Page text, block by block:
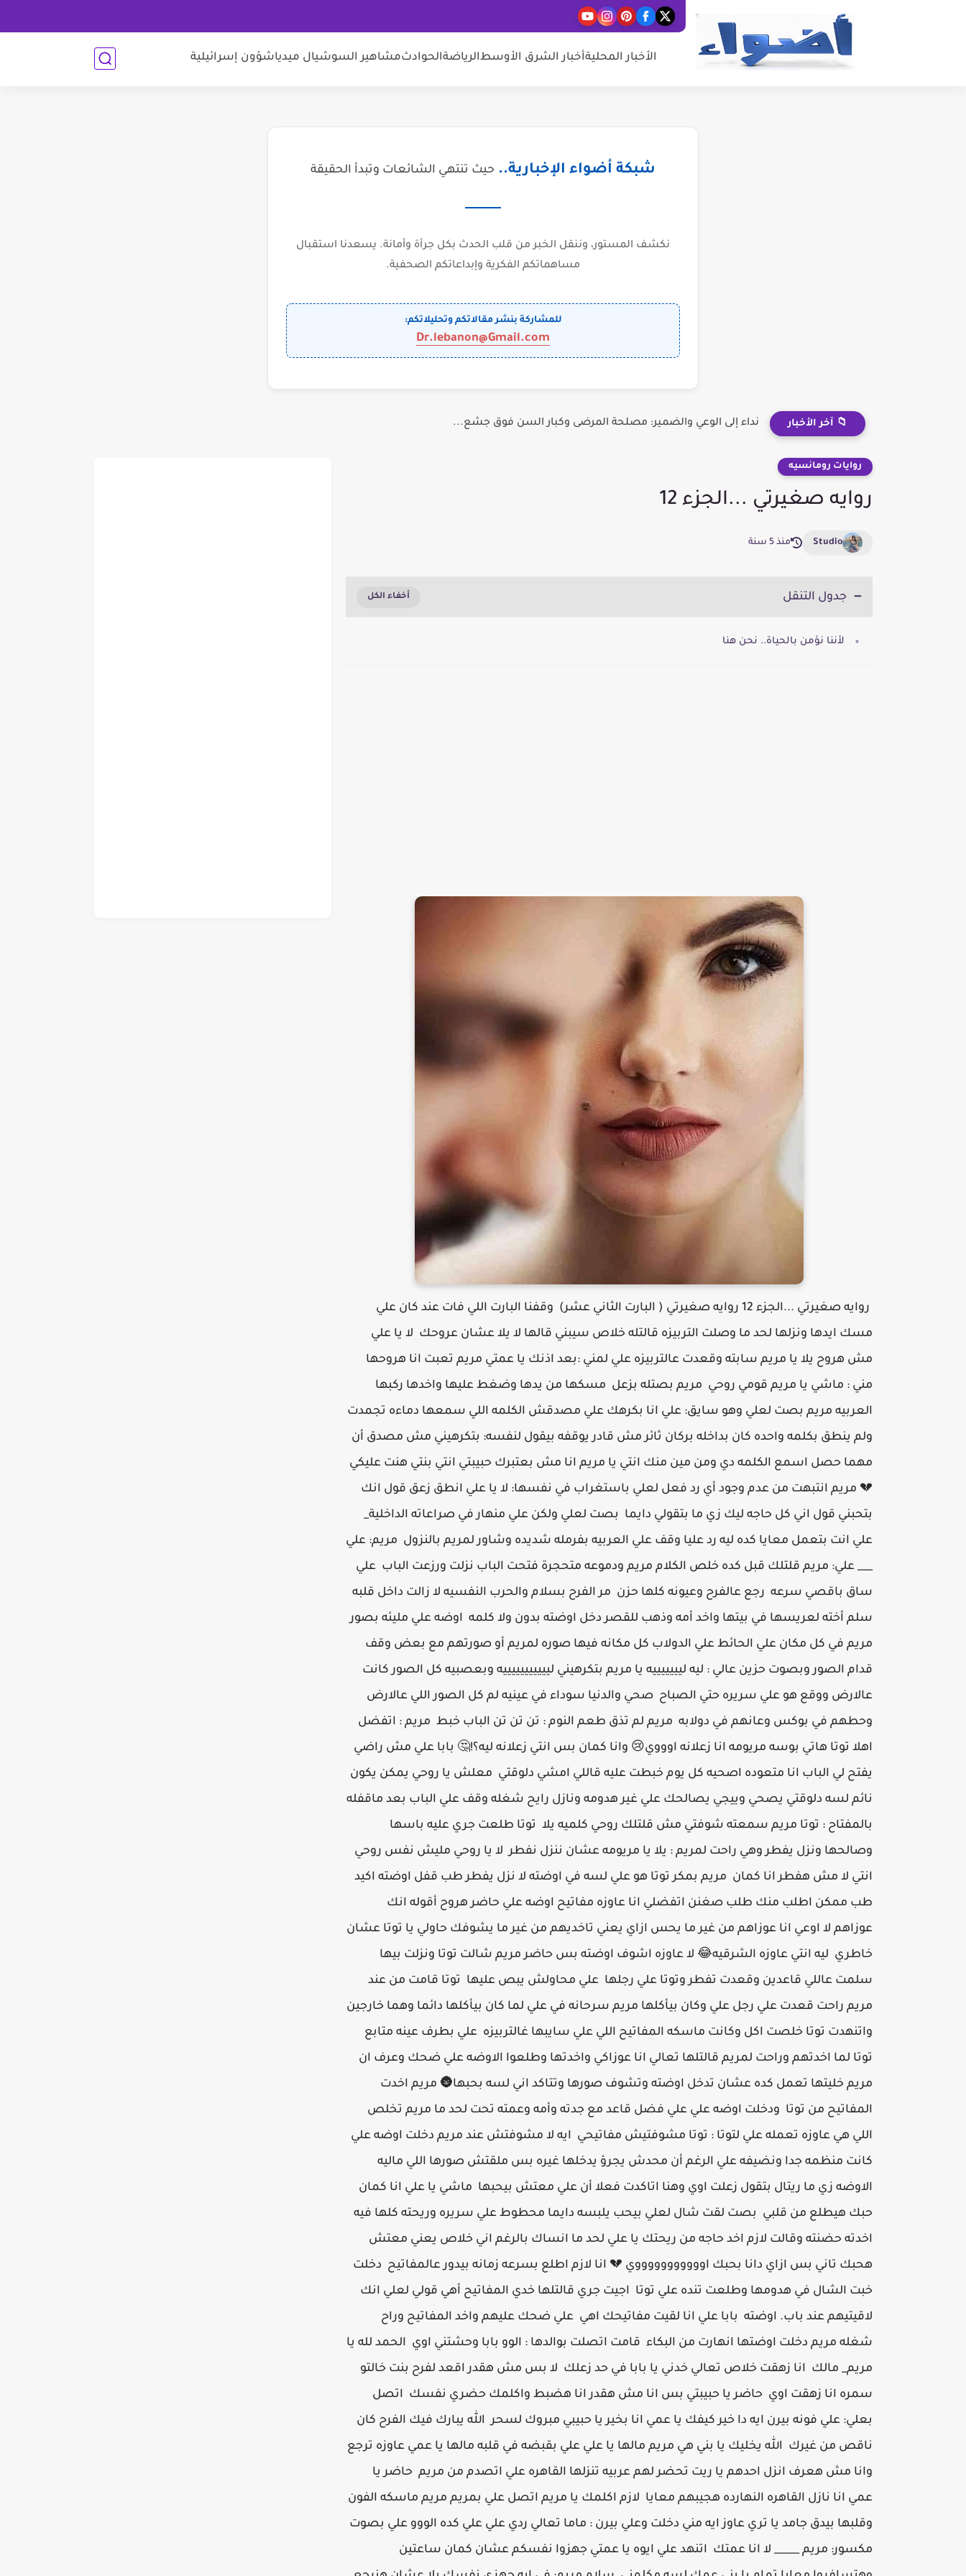
الأخبار المحليةأخبار الشرق الأوسطالرياضةالحوادثمشاهير السوشيال ميدياشؤون إسرائيلية
شبكة أضواء الإخبارية.. حيث تنتهي الشائعات وتبدأ الحقيقة
نكشف المستور، وننقل الخبر من قلب الحدث بكل جرأة وأمانة. يسعدنا استقبال
مساهماتكم الفكرية وإبداعاتكم الصحفية.
للمشاركة بنشر مقالاتكم وتحليلاتكم:
Dr.lebanon@Gmail.com
📁 آخر الأخبار نداء إلى الوعي والضمير: مصلحة المرضى وكبار السن فوق جشع...
روايات رومانسيه
روايه صغيرتي ...الجزء 12
Studio منذ 5 سنة
جدول التنقل
لأننا نؤمن بالحياة.. نحن هنا
روايه صغيرتي ...الجزء 12 روايه صغيرتي ( البارت الثاني عشر) وقفنا البارت اللي فات عند كان علي
مسك ايدها ونزلها لحد ما وصلت التربيزه قالتله خلاص سيبني قالها لا يلا عشان عروحك لا يا علي
مش هروح يلا يا مريم سابته وقعدت عالتربيزه علي لمني :بعد اذنك يا عمتي مريم تعبت انا هروحها
مني : ماشي يا مريم قومي روحي مريم بصتله بزعل مسكها من يدها وضغط عليها واخدها ركبها
العربيه مريم بصت لعلي وهو سايق: علي انا بكرهك علي مصدقش الكلمه اللي سمعها دماءه تجمدت
ولم ينطق بكلمه واحده كان بداخله بركان ثائر مش قادر يوقفه بيقول لنفسه: بتكرهيني مش مصدق أن
مهما حصل اسمع الكلمه دي ومن مين منك انتي يا مريم انا مش بعتبرك حبيبتي انتي بنتي هنت عليكي
💔 مريم انتبهت من عدم وجود أي رد فعل لعلي باستغراب في نفسها: لا يا علي انطق زعق قول انك
بتحبني قول اني كل حاجه ليك زي ما بتقولي دايما بصت لعلي ولكن علي منهار في صراعاته الداخلية_
علي انت بتعمل معايا كده ليه رد عليا وقف علي العربيه بفرمله شديده وشاور لمريم بالنزول مريم: علي
___ علي: مريم قلتلك قبل كده خلص الكلام مريم ودموعه متحجرة فتحت الباب نزلت ورزعت الباب علي
ساق باقصي سرعه رجع عالفرح وعيونه كلها حزن مر الفرح بسلام والحرب النفسيه لا زالت داخل قلبه
سلم أخته لعريسها في بيتها واخد أمه وذهب للقصر دخل اوضته بدون ولا كلمه اوضه علي مليئه بصور
مريم في كل مكان علي الحائط علي الدولاب كل مكانه فيها صوره لمريم أو صورتهم مع بعض وقف
قدام الصور وبصوت حزين عالي : ليه ليييييييه يا مريم بتكرهيني ليييييييييييه وبعصبيه كل الصور كانت
عالارض ووقع هو علي سريره حتي الصباح صحي والدنيا سوداء في عينيه لم كل الصور اللي عالارض
وحطهم في بوكس وعانهم في دولابه مريم لم تذق طعم النوم : تن تن تن الباب خبط مريم : اتفضل
اهلا توتا هاتي بوسه مريومه انا زعلانه اوووي😢 وانا كمان بس انتي زعلانه ليه؟!🤔 بابا علي مش راضي
يفتح لي الباب انا متعوده اصحيه كل يوم خبطت عليه قاللي امشي دلوقتي معلش يا روحي يمكن يكون
نائم لسه دلوقتي يصحي وييجي يصالحك علي غير هدومه ونازل رايح شغله وقف علي الباب بعد ماقفله
بالمفتاح : توتا مريم سمعته شوفتي مش قلتلك روحي كلميه يلا توتا طلعت جري عليه باسها
وصالحها ونزل يفطر وهي راحت لمريم : يلا يا مريومه عشان ننزل نفطر لا يا روحي مليش نفس روحي
انتي لا مش هفطر انا كمان مريم بمكر توتا هو علي لسه في اوضته لا نزل يفطر طب قفل اوضته اكيد
طب ممكن اطلب منك طلب صغنن اتفضلي انا عاوزه مفاتيح اوضه علي حاضر هروح أقوله انك
عوزاهم لا اوعي انا عوزاهم من غير ما يحس ازاي يعني تاخديهم من غير ما يشوفك حاولي يا توتا عشان
خاطري ليه انتي عاوزه الشرقيه😂 لا عاوزه اشوف اوضته بس حاضر مريم شالت توتا ونزلت بيها
سلمت عاللي قاعدين وقعدت تفطر وتوتا علي رجلها علي محاولش يبص عليها توتا قامت من عند
مريم راحت قعدت علي رجل علي وكان بيأكلها مريم سرحانه في علي لما كان بيأكلها دائما وهما خارجين
واتنهدت توتا خلصت اكل وكانت ماسكه المفاتيح اللي علي سايبها غالتربيزه علي بطرف عينه متابع
توتا لما اخدتهم وراحت لمريم قالتلها تعالي انا عوزاكي واخدتها وطلعوا الاوضه علي ضحك وعرف ان
مريم خليتها تعمل كده عشان تدخل اوضته وتشوف صورها وتتاكد اني لسه بحبها🌚 مريم اخدت
المفاتيح من توتا ودخلت اوضه علي علي فضل قاعد مع جدته وأمه وعمته تحت لحد ما مريم تخلص
اللي هي عاوزه تعمله علي لتوتا : توتا مشوفتيش مفاتيحي ايه لا مشوفتش عند مريم دخلت اوضه علي
كانت منظمه جدا ونضيفه علي الرغم أن محدش يجرؤ يدخلها غيره بس ملقتش صورها اللي ماليه
الاوضه زي ما ريتال بتقول زعلت اوي وهنا اتاكدت فعلا أن علي معتش بيحبها ماشي يا علي انا كمان
حبك هيطلع من قلبي بصت لقت شال لعلي بيحب يلبسه دايما محطوط علي سريره وريحته كلها فيه
اخدته حضنته وقالت لازم اخد حاجه من ريحتك يا علي لحد ما انساك بالرغم اني خلاص يعني معتش
هحبك تاني بس ازاي دانا بحبك اوووووووووووي 💔 انا لازم اطلع بسرعه زمانه بيدور عالمفاتيح دخلت
خبت الشال في هدومها وطلعت تنده علي توتا اجيت جري قالتلها خدي المفاتيح أهي قولي لعلي انك
لاقيتيهم عند باب. اوضته بابا علي انا لقيت مفاتيحك اهي علي ضحك عليهم واخد المفاتيح وراح
شغله مريم دخلت اوضتها انهارت من البكاء قامت اتصلت بوالدها : الوو بابا وحشتني اوي الحمد لله يا
مريم_ مالك انا زهقت خلاص تعالي خدني يا بابا في حد زعلك لا بس مش هقدر اقعد لفرح بنت خالتو
سمره انا زهقت اوي حاضر يا حبيبتي بس انا مش هقدر انا هضبط واكلمك حضري نفسك اتصل
بعلي: علي فونه بيرن ايه دا خير كيفك يا عمي انا بخير يا حبيبي مبروك لسحر الله يبارك فيك الفرح كان
ناقص من غيرك الله يخليك يا بني هي مريم مالها يا علي علي بقبضه في قلبه مالها يا عمي عاوزه ترجع
وانا مش هعرف انزل احدهم يا ريت تحضر لهم عربيه تنزلها القاهره علي اتصدم من مريم حاضر يا
عمي انا نازل القاهره النهارده هجيبهم معايا لازم اكلمك يا مريم اتصل علي بمريم مريم ماسكه الفون
وقلبها بيدق جامد يا تري عاوز ايه مني دخلت وعلي بيرن : ماما تعالي ردي علي علي كده الووو علي بصوت
مكسور: مريم _____ لا انا عمتك اتنهد علي ايوه يا عمتي جهزوا نفسكم عشان كمان ساعتين